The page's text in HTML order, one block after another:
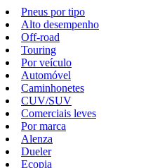
Pneus por tipo
Alto desempenho
Off-road
Touring
Por veículo
Automóvel
Caminhonetes
CUV/SUV
Comerciais leves
Por marca
Alenza
Dueler
Ecopia